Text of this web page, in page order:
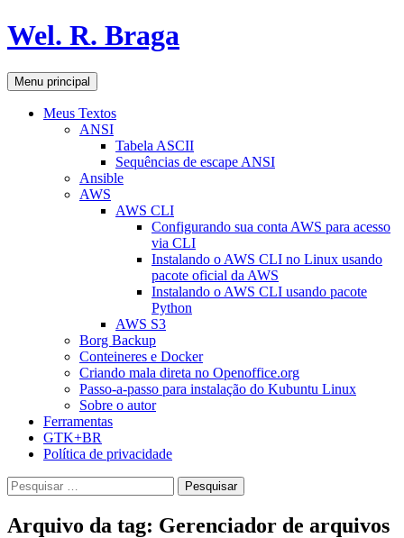
Pular
para
conteúdo
Wel. R. Braga
Pesquisar
Menu principal
Meus Textos
ANSI
Tabela ASCII
Sequências de escape ANSI
Ansible
AWS
AWS CLI
Configurando sua conta AWS para acesso
via CLI
Instalando o AWS CLI no Linux usando
pacote oficial da AWS
Instalando o AWS CLI usando pacote
Python
AWS S3
Borg Backup
Conteineres e Docker
Criando mala direta no Openoffice.org
Passo-a-passo para instalação do Kubuntu Linux
Sobre o autor
Ferramentas
GTK+BR
Política de privacidade
Pesquisar
por:
Arquivo da tag: Gerenciador de arquivos